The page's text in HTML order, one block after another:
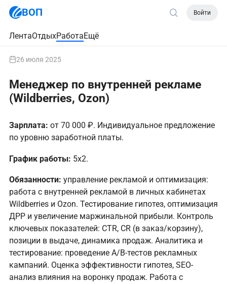
ВОП Войти
ЛентаОтдыхРаботаЕщё
26 июля 2025
Менеджер по внутренней рекламе
(Wildberries, Ozon)
Зарплата: от 70 000 ₽. Индивидуальное предложение
по уровню заработной платы.
График работы: 5х2.
Обязанности: управление рекламой и оптимизация:
работа с внутренней рекламой в личных кабинетах
Wildberries и Ozon. Тестирование гипотез, оптимизация
ДРР и увеличение маржинальной прибыли. Контроль
ключевых показателей: CTR, CR (в заказ/корзину),
позиции в выдаче, динамика продаж. Аналитика и
тестирование: проведение A/B-тестов рекламных
кампаний. Оценка эффективности гипотез, SEO-
анализ влияния на воронку продаж. Работа с